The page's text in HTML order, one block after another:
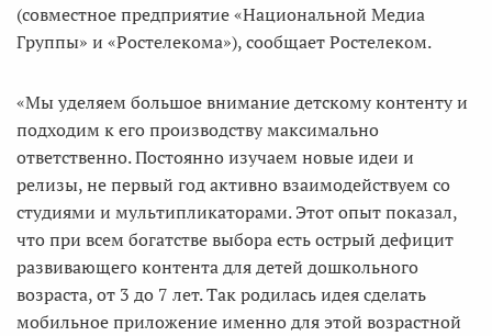
(совместное предприятие «Национальной Медиа
Группы» и «Ростелекома»), сообщает Ростелеком.
«Мы уделяем большое внимание детскому контенту и
подходим к его производству максимально
ответственно. Постоянно изучаем новые идеи и
релизы, не первый год активно взаимодействуем со
студиями и мультипликаторами. Этот опыт показал,
что при всем богатстве выбора есть острый дефицит
развивающего контента для детей дошкольного
возраста, от 3 до 7 лет. Так родилась идея сделать
мобильное приложение именно для этой возрастной